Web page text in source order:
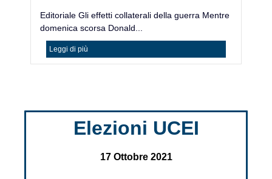
Editoriale Gli effetti collaterali della guerra Mentre
domenica scorsa Donald...
Leggi di più
Elezioni UCEI
17 Ottobre 2021